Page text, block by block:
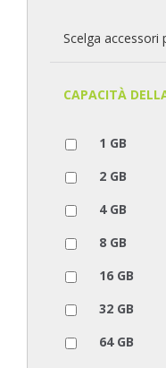
Scelga accessori
CAPACITÀ
1 GB
2 GB
4 GB
8 GB
16 GB
32 GB
64 GB